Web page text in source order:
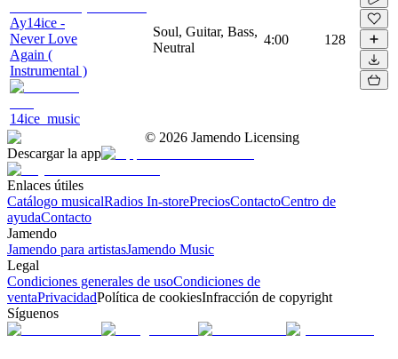
Ay14ice -
Never Love
Again (
Instrumental )
14ice_music
Soul, Guitar, Bass,
Neutral
4:00 128
© 2026 Jamendo Licensing
Descargar la app
Enlaces útiles
Catálogo musicalRadios In-storePreciosContactoCentro de
ayudaContacto
Jamendo
Jamendo para artistasJamendo Music
Legal
Condiciones generales de usoCondiciones de
ventaPrivacidadPolítica de cookiesInfracción de copyright
Síguenos